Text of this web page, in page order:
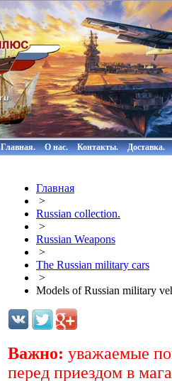
Главная. О нас. Контакты. Доставка.
Главная
>
Russian collection.
>
Russian Weapons
>
The Russian military cars
>
Models of Russian military
Важно: уважаемые
перед приездом в